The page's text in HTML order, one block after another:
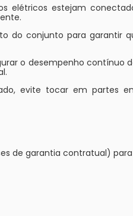
elétricos estejam
do conjunto para garantir
o desempenho contínuo
evite tocar em partes
de garantia contratual)